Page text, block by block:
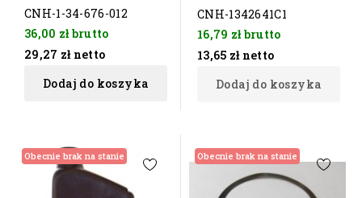
CNH-1-34-676-012
36,00 złbrutto
29,27 zł netto
Dodaj do koszyka
CNH-1342641C1
16,79 złbrutto
13,65 zł netto
Dodaj do koszyka
Obecnie brak na stanie Obecnie brak na stanie